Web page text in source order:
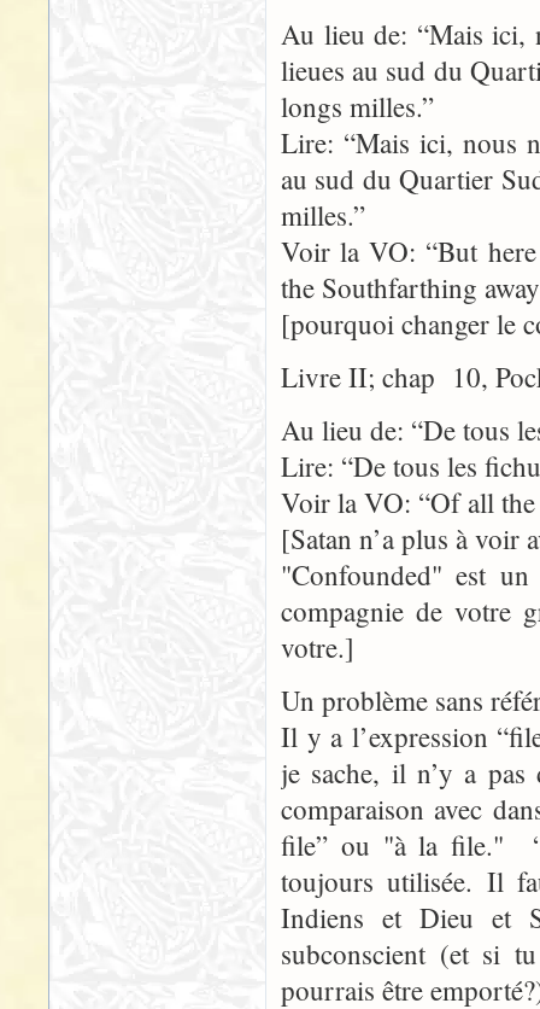
Au lieu de: “Mais ici,
lieues au sud du
longs milles.”
Lire: “Mais ici, nous
au sud du Quartier
milles.”
Voir la VO: “But
the Southfarthing
[pourquoi changer le
Livre II; chap 10,
Au lieu de: “De tous
Lire: “De tous les
Voir la VO: “Of all the
[Satan n’a plus à voir
"Confounded" est
compagnie de votre
votre.]
Un problème sans
Il y a l’expression
je sache, il n’y a
comparaison avec
file” ou "à la file."
toujours utilisée. Il
Indiens et Dieu et
subconscient (et si
pourrais être